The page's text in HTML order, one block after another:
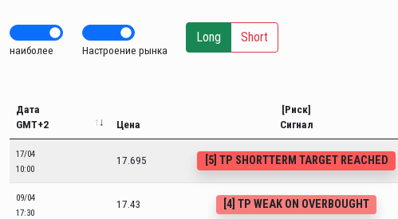
наиболее Настроение рынка
Long Short
Дата
GMT+2
Цена
[Риск]
Сигнал
17/04
10:00
17.695 [5] TP SHORTTERM TARGET REACHED
09/04
17:30
17.43 [4] TP WEAK ON OVERBOUGHT